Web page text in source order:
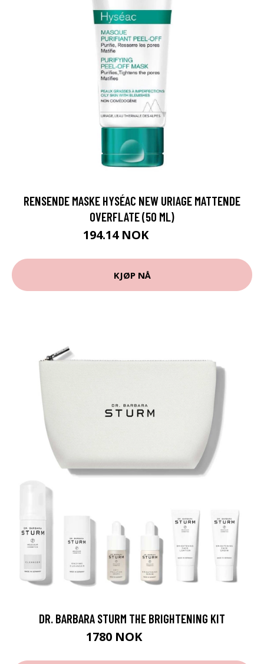
RENSENDE MASKE HYSÉAC NEW URIAGE MATTENDE
OVERFLATE (50 ML)
194.14 NOK
KJØP NÅ
DR. BARBARA STURM THE BRIGHTENING KIT
1780 NOK